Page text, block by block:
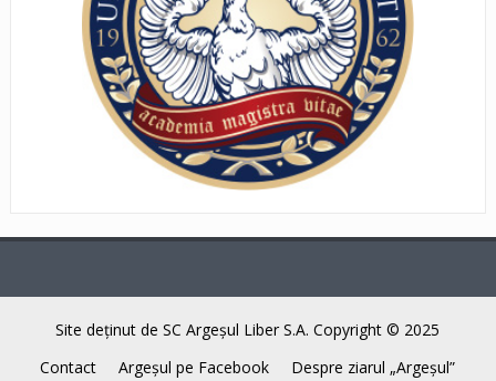
Site deţinut de SC Argeşul Liber S.A. Copyright © 2025
Contact
Argeşul pe Facebook Despre ziarul „Argeşul”